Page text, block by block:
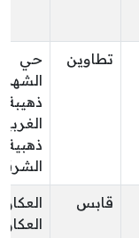
تطاوين
حي
ذهيبة
ذهبية
قابس